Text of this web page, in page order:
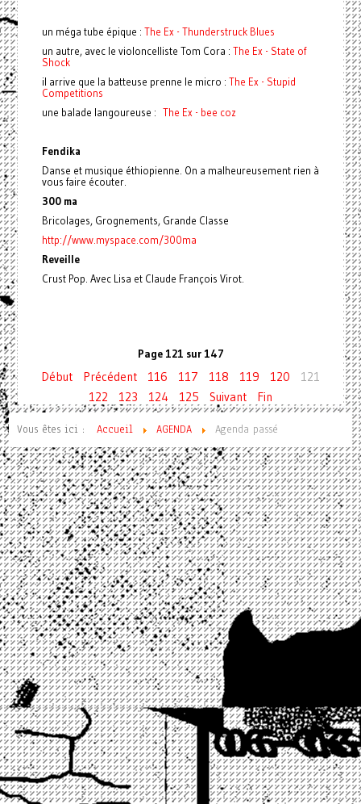
un méga tube épique : The Ex - Thunderstruck Blues
un autre, avec le violoncelliste Tom Cora : The Ex - State of
Shock
il arrive que la batteuse prenne le micro : The Ex - Stupid
Competitions
une balade langoureuse : The Ex - bee coz
Fendika
Danse et musique éthiopienne. On a malheureusement rien à
vous faire écouter.
300 ma
Bricolages, Grognements, Grande Classe
http://www.myspace.com/300ma
Reveille
Crust Pop. Avec Lisa et Claude François Virot.
Page 121 sur 147
Début Précédent 116 117 118 119 120
121
122
123 124 125 Suivant Fin
Vous êtes ici : Accueil AGENDA Agenda passé